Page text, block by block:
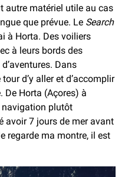
autre matériel utile au cas
que prévue. Le Search
à Horta. Des voiliers
à leurs bords des
Dans
d’y aller et d’accomplir
De Horta (Açores) à
navigation plutôt
avoir 7 jours de mer avant
regarde ma montre, il est